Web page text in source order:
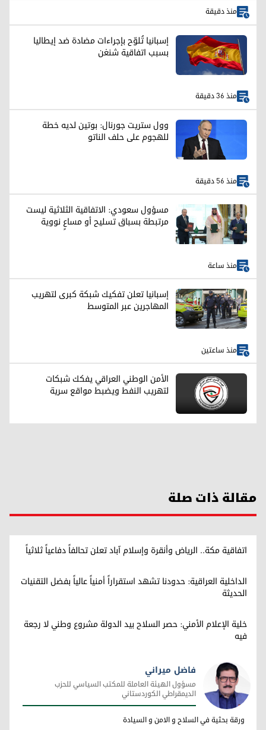
منذ دقيقة
إسبانيا تُلوّح بإجراءات مضادة ضد إيطاليا
بسبب اتفاقية شنغن
منذ 36 دقيقة
وول ستريت جورنال: بوتين لديه خطة
للهجوم على حلف الناتو
منذ 56 دقيقة
مسؤول سعودي: الاتفاقية الثلاثية ليست
مرتبطة بسباق تسليح أو مساعٍ نووية
منذ ساعة
إسبانيا تعلن تفكيك شبكة كبرى لتهريب
المهاجرين عبر المتوسط
منذ ساعتين
الأمن الوطني العراقي يفكك شبكات
لتهريب النفط ويضبط مواقع سرية
مقالة ذات صلة
اتفاقية مكة.. الرياض وأنقرة وإسلام آباد تعلن تحالفاً دفاعياً ثلاثياً
الداخلية العراقية: حدودنا تشهد استقراراً أمنياً عالياً بفضل التقنيات
الحديثة
خلية الإعلام الأمني: حصر السلاح بيد الدولة مشروع وطني لا رجعة
فيه
فاضل ميراني
فاضل ميراني
مسؤول الهيئة العاملة للمكتب السياسي للحزب
الديمقراطي الكوردستاني
ورقة بحثية في السلاح و الامن و السيادة